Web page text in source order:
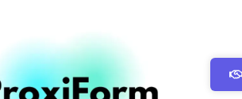
contenu